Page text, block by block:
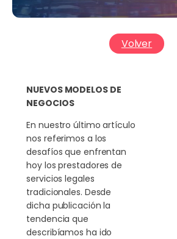
Volver
NUEVOS MODELOS DE
NEGOCIOS
En nuestro último artículo
nos referimos a los
desafíos que enfrentan
hoy los prestadores de
servicios legales
tradicionales. Desde
dicha publicación la
tendencia que
describíamos ha ido